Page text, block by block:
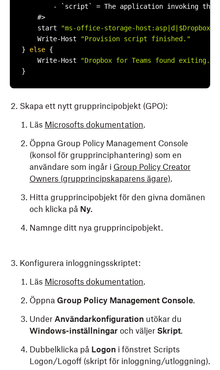
- `script` = The application invoking the
    #>
    start
"ms-office-storage-
    Write-Host
"Provision script finished."
} else {
    Write-Host
"Dropbox for Teams found
}
Skapa ett nytt grupprincipobjekt (GPO):
Läs Microsofts dokumentation.
Öppna Group Policy Management Console
(konsol för grupprinciphantering) som en
användare som ingår i Group Policy Creator
Owners (grupprincipskaparens ägare).
Hitta grupprincipobjekt för den givna domänen
och klicka på Ny.
Namnge ditt nya grupprincipobjekt.
Konfigurera inloggningsskriptet:
Läs Microsofts dokumentation.
Öppna Group Policy Management Console.
Under Användarkonfiguration utökar du
Windows-inställningar och väljer Skript.
Dubbelklicka på Logon i fönstret Scripts
Logon/Logoff (skript för inloggning/utloggning).